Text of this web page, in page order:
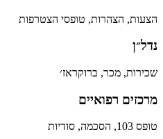
הצעות, הצהרות, טופסי הצטרפות
נדל״ן
שכירות, מכר, ברוקראז׳
מרכזים רפואיים
טופס 103, הסכמה, סודיות